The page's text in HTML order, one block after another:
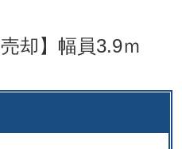
却】幅員3.9ｍ